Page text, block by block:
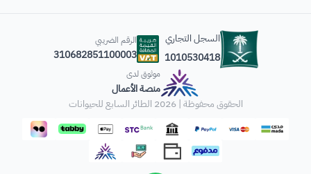
السجل التجاري
1010530418
الرقم الضريبي
310682851100003
موثوق لدى
منصة الأعمال
الحقوق محفوظة | 2026
الطائر السابع للحيوانات